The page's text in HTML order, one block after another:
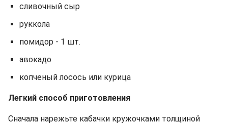
сливочный сыр
руккола
помидор - 1 шт.
авокадо
копченый лосось или курица
Легкий способ приготовления
Сначала нарежьте кабачки кружочками толщиной